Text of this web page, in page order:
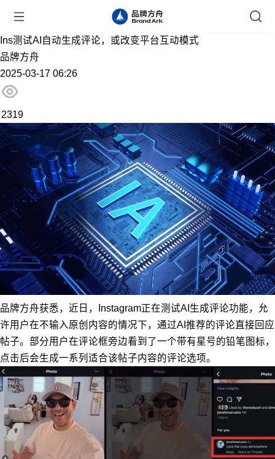
Ins测试AI自动生成评论，或改变平台互动模式
品牌方舟
2025-03-17 06:26
2319
品牌方舟获悉，近日，Instagram正在测试AI生成评论功能，允
许用户在不输入原创内容的情况下，通过AI推荐的评论直接回应
帖子。部分用户在评论框旁边看到了一个带有星号的铅笔图标，
点击后会生成一系列适合该帖子内容的评论选项。